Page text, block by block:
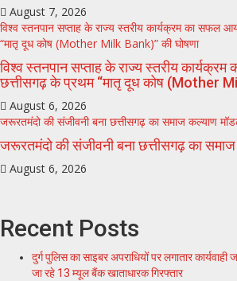
August 7, 2026
विश्व स्तनपान सप्ताह के राज्य स्तरीय कार्यक्रम का सफल
“मातृ दूध कोष (Mother Milk Bank)” की घोषणा
विश्व स्तनपान सप्ताह के राज्य स्तरीय
छत्तीसगढ़ के प्रथम “मातृ दूध कोष (Mother
August 6, 2026
जरूरतमंदो की संजीवनी बना छत्तीसगढ़ का समाज कल्याण
जरूरतमंदो की संजीवनी बना छत्तीसगढ़ का
August 6, 2026
Recent Posts
दुर्ग पुलिस का साइबर अपराधियों पर लगातार कार्यवाही
जा रहे 13 म्यूल बैंक खाताधारक गिरफ्तार